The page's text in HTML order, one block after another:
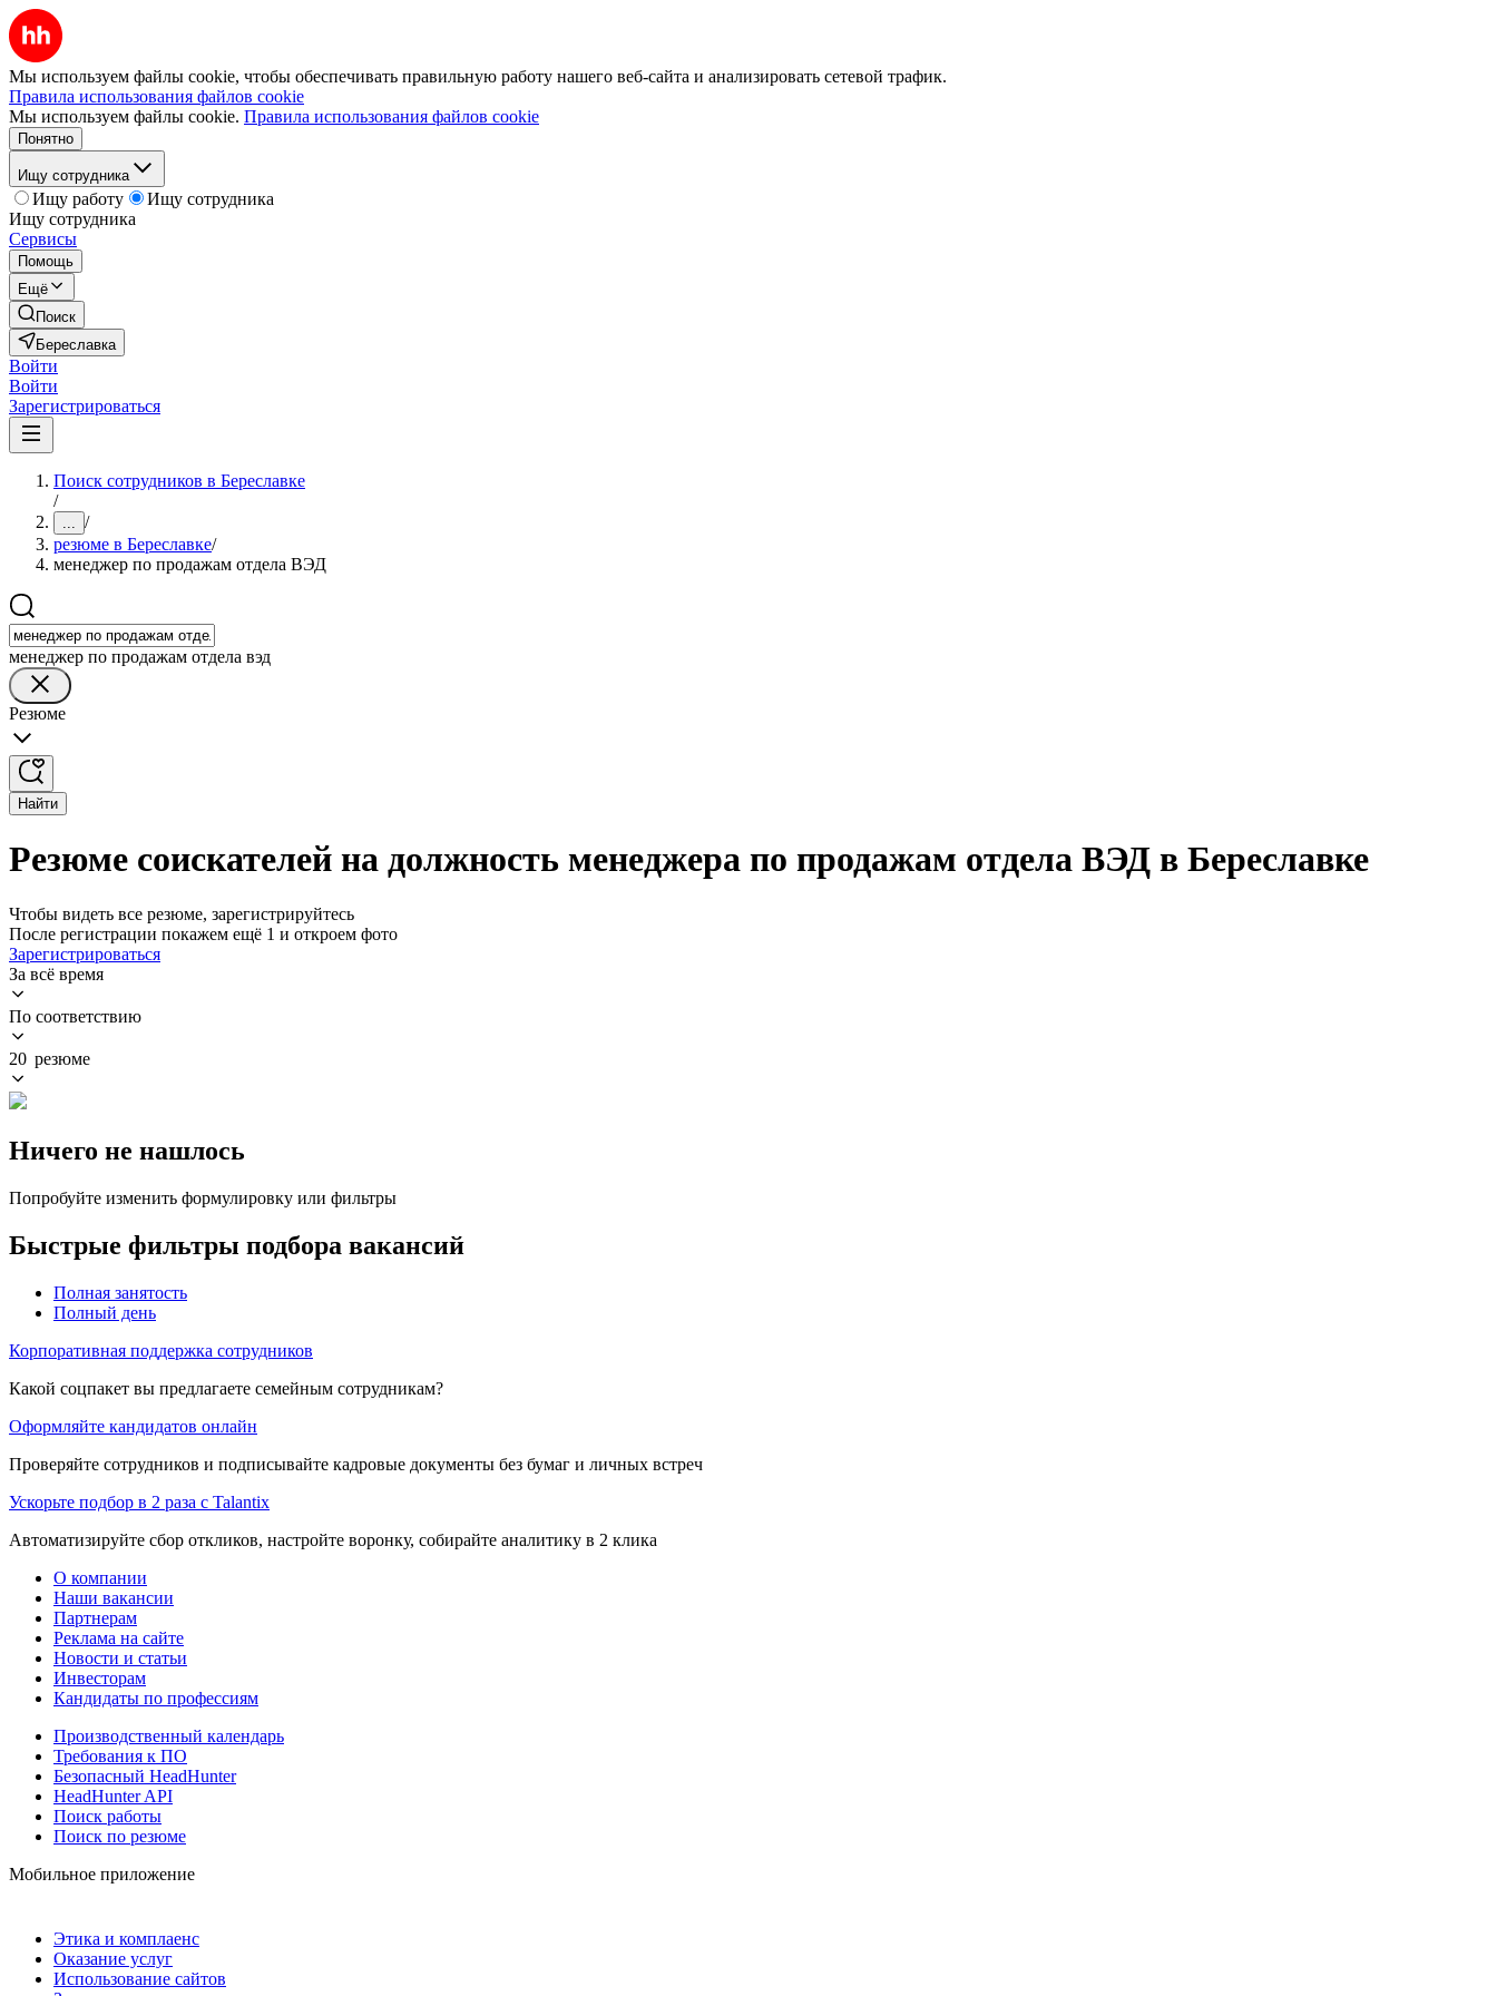
Мы используем файлы cookie, чтобы обеспечивать правильную работу нашего веб-сайта и анализировать сетевой трафик.
Правила использования файлов cookie
Мы используем файлы cookie. Правила использования файлов cookie
Понятно
Ищу сотрудника
Ищу работу
Ищу сотрудника
Ищу сотрудника
Сервисы
Помощь
Ещё
Поиск
Береславка
Войти
Войти
Зарегистрироваться
Поиск сотрудников в Береславке
/
... /
резюме в Береславке/
менеджер по продажам отдела ВЭД
менеджер по продажам отдела вэд
Резюме
Найти
Резюме соискателей на должность менеджера по продажам отдела ВЭД в Береславке
Чтобы видеть все резюме, зарегистрируйтесь
После регистрации покажем ещё 1 и откроем фото
Зарегистрироваться
За всё время
По соответствию
20 резюме
Ничего не нашлось
Попробуйте изменить формулировку или фильтры
Быстрые фильтры подбора вакансий
Полная занятость
Полный день
Корпоративная поддержка сотрудников
Какой соцпакет вы предлагаете семейным сотрудникам?
Оформляйте кандидатов онлайн
Проверяйте сотрудников и подписывайте кадровые документы без бумаг и личных встреч
Ускорьте подбор в 2 раза с Talantix
Автоматизируйте сбор откликов, настройте воронку, собирайте аналитику в 2 клика
О компании
Наши вакансии
Партнерам
Реклама на сайте
Новости и статьи
Инвесторам
Кандидаты по профессиям
Производственный календарь
Требования к ПО
Безопасный HeadHunter
HeadHunter API
Поиск работы
Поиск по резюме
Мобильное приложение
Этика и комплаенс
Оказание услуг
Использование сайтов